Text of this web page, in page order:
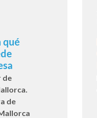
qué
de
de